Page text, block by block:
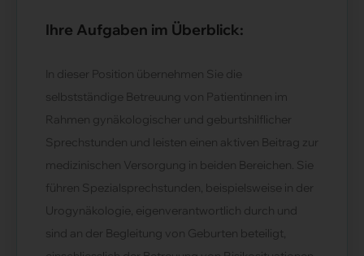
Ihre Aufgaben im Überblick:
In dieser Position übernehmen Sie die
selbstständige Betreuung von Patientinnen im
Rahmen gynäkologischer und geburtshilflicher
Sprechstunden und leisten einen aktiven Beitrag zur
medizinischen Versorgung in beiden Bereichen. Sie
führen Spezialsprechstunden, beispielsweise in der
Urogynäkologie, eigenverantwortlich durch und
sind an der Begleitung von Geburten beteiligt,